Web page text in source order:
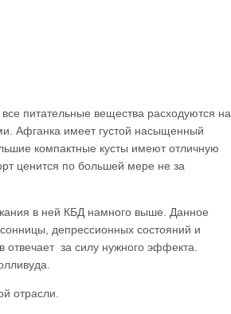
питательные вещества расходуются на
Афганка имеет густой насыщенный
компактные кусты имеют отличную
ценится по большей мере не за
в ней КБД намного выше. Данное
депрессионных состояний и
отвечает за силу нужного эффекта.
отрасли.